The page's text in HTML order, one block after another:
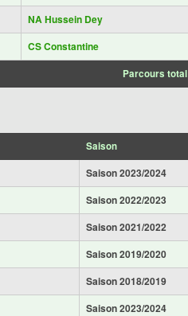
NA Hussein Dey
CS Constantine
Parcours total
Saison
Saison 2023/2024
Saison 2022/2023
Saison 2021/2022
Saison 2019/2020
Saison 2018/2019
Saison 2023/2024